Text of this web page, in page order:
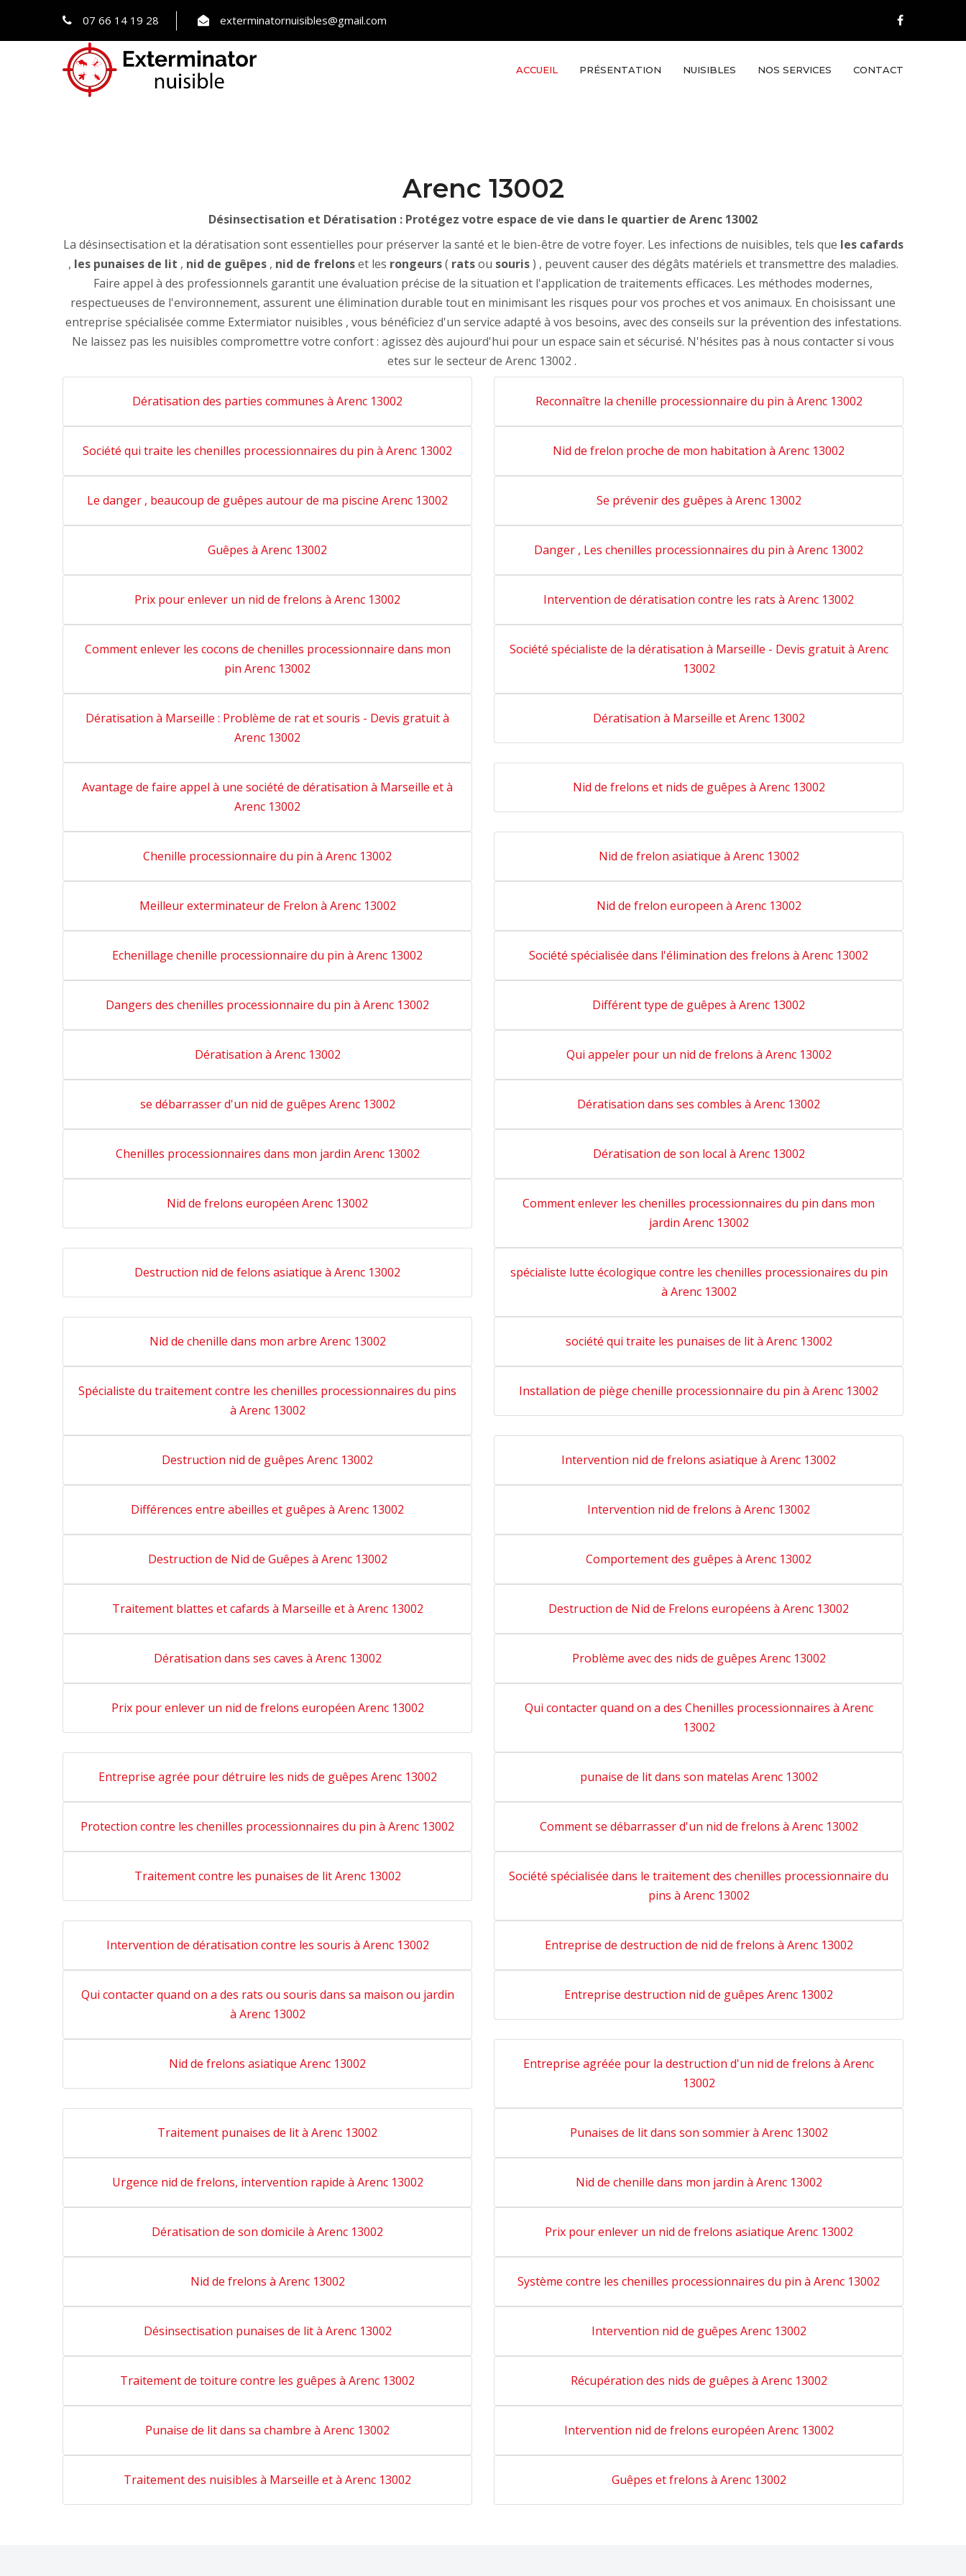
07 66 14 19 28 exterminatornuisibles@gmail.com
ACCUEIL PRÉSENTATION NUISIBLES NOS SERVICES CONTACT
Arenc 13002
Désinsectisation et Dératisation : Protégez votre espace de vie dans le quartier de Arenc 13002
La désinsectisation et la dératisation sont essentielles pour préserver la santé et le bien-être de votre foyer. Les infections de nuisibles, tels que les cafards
, les punaises de lit , nid de guêpes, nid de frelonset les rongeurs( ratsou souris) , peuvent causer des dégâts matériels et transmettre des maladies.
Faire appel à des professionnels garantit une évaluation précise de la situation et l'application de traitements efficaces. Les méthodes modernes,
respectueuses de l'environnement, assurent une élimination durable tout en minimisant les risques pour vos proches et vos animaux. En choisissant une
entreprise spécialisée comme Extermiator nuisibles , vous bénéficiez d'un service adapté à vos besoins, avec des conseils sur la prévention des infestations.
Ne laissez pas les nuisibles compromettre votre confort : agissez dès aujourd'hui pour un espace sain et sécurisé. N'hésites pas à nous contacter si vous
etes sur le secteur de Arenc 13002 .
Dératisation des parties communes à Arenc 13002 Reconnaître la chenille processionnaire du pin à Arenc 13002
Société qui traite les chenilles processionnaires du pin à Arenc 13002 Nid de frelon proche de mon habitation à Arenc 13002
Le danger , beaucoup de guêpes autour de ma piscine Arenc 13002 Se prévenir des guêpes à Arenc 13002
Guêpes à Arenc 13002 Danger , Les chenilles processionnaires du pin à Arenc 13002
Prix pour enlever un nid de frelons à Arenc 13002 Intervention de dératisation contre les rats à Arenc 13002
Comment enlever les cocons de chenilles processionnaire dans mon
pin Arenc 13002
Société spécialiste de la dératisation à Marseille - Devis gratuit à Arenc
13002
Dératisation à Marseille : Problème de rat et souris - Devis gratuit à
Arenc 13002
Dératisation à Marseille et Arenc 13002
Avantage de faire appel à une société de dératisation à Marseille et à
Arenc 13002
Nid de frelons et nids de guêpes à Arenc 13002
Chenille processionnaire du pin à Arenc 13002 Nid de frelon asiatique à Arenc 13002
Meilleur exterminateur de Frelon à Arenc 13002 Nid de frelon europeen à Arenc 13002
Echenillage chenille processionnaire du pin à Arenc 13002 Société spécialisée dans l'élimination des frelons à Arenc 13002
Dangers des chenilles processionnaire du pin à Arenc 13002 Différent type de guêpes à Arenc 13002
Dératisation à Arenc 13002 Qui appeler pour un nid de frelons à Arenc 13002
se débarrasser d'un nid de guêpes Arenc 13002 Dératisation dans ses combles à Arenc 13002
Chenilles processionnaires dans mon jardin Arenc 13002 Dératisation de son local à Arenc 13002
Nid de frelons européen Arenc 13002
Comment enlever les chenilles processionnaires du pin dans mon
jardin Arenc 13002
Destruction nid de felons asiatique à Arenc 13002
spécialiste lutte écologique contre les chenilles processionaires du pin
à Arenc 13002
Nid de chenille dans mon arbre Arenc 13002 société qui traite les punaises de lit à Arenc 13002
Spécialiste du traitement contre les chenilles processionnaires du pins
à Arenc 13002
Installation de piège chenille processionnaire du pin à Arenc 13002
Destruction nid de guêpes Arenc 13002 Intervention nid de frelons asiatique à Arenc 13002
Différences entre abeilles et guêpes à Arenc 13002 Intervention nid de frelons à Arenc 13002
Destruction de Nid de Guêpes à Arenc 13002 Comportement des guêpes à Arenc 13002
Traitement blattes et cafards à Marseille et à Arenc 13002 Destruction de Nid de Frelons européens à Arenc 13002
Dératisation dans ses caves à Arenc 13002 Problème avec des nids de guêpes Arenc 13002
Prix pour enlever un nid de frelons européen Arenc 13002
Qui contacter quand on a des Chenilles processionnaires à Arenc
13002
Entreprise agrée pour détruire les nids de guêpes Arenc 13002 punaise de lit dans son matelas Arenc 13002
Protection contre les chenilles processionnaires du pin à Arenc 13002 Comment se débarrasser d'un nid de frelons à Arenc 13002
Traitement contre les punaises de lit Arenc 13002
Société spécialisée dans le traitement des chenilles processionnaire du
pins à Arenc 13002
Intervention de dératisation contre les souris à Arenc 13002 Entreprise de destruction de nid de frelons à Arenc 13002
Qui contacter quand on a des rats ou souris dans sa maison ou jardin
à Arenc 13002
Entreprise destruction nid de guêpes Arenc 13002
Nid de frelons asiatique Arenc 13002
Entreprise agréée pour la destruction d'un nid de frelons à Arenc
13002
Traitement punaises de lit à Arenc 13002 Punaises de lit dans son sommier à Arenc 13002
Urgence nid de frelons, intervention rapide à Arenc 13002 Nid de chenille dans mon jardin à Arenc 13002
Dératisation de son domicile à Arenc 13002 Prix pour enlever un nid de frelons asiatique Arenc 13002
Nid de frelons à Arenc 13002 Système contre les chenilles processionnaires du pin à Arenc 13002
Désinsectisation punaises de lit à Arenc 13002 Intervention nid de guêpes Arenc 13002
Traitement de toiture contre les guêpes à Arenc 13002 Récupération des nids de guêpes à Arenc 13002
Punaise de lit dans sa chambre à Arenc 13002 Intervention nid de frelons européen Arenc 13002
Traitement des nuisibles à Marseille et à Arenc 13002 Guêpes et frelons à Arenc 13002